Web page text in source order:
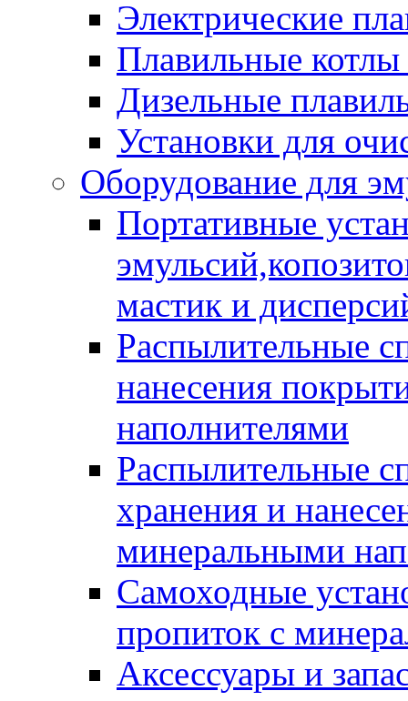
Электрические
Плавильные
Дизельные
Установки для
Оборудование для
Портативные
мастик и
Распылительные
нанесения
наполнителями
Распылительные
хранения и
минеральными
Самоходные
пропиток с
Аксессуары и